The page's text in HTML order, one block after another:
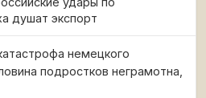
душат экспорт
немецкого
подростков неграмотна,